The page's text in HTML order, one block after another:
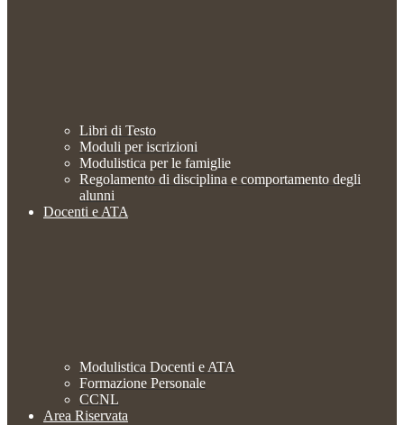
Libri di Testo
Moduli per iscrizioni
Modulistica per le famiglie
Regolamento di disciplina e comportamento degli
alunni
Docenti e ATA
Modulistica Docenti e ATA
Formazione Personale
CCNL
Area Riservata